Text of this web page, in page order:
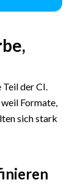
der CI.
Formate,
sich stark